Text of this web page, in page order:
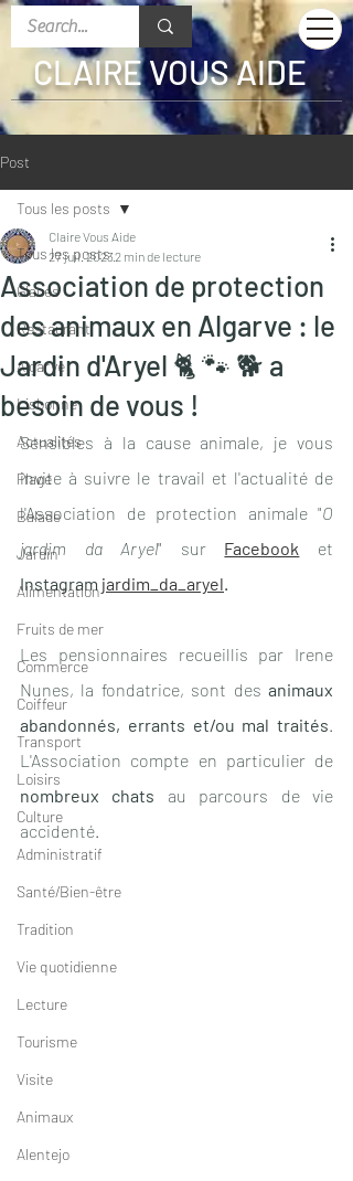
CLAIRE VOUS AIDE
Post
Tous les posts
Glaces
Restaurant
Algarve
Lisbonne
Actualités
Plage
Balade
Jardin
Alimentation
Fruits de mer
Commerce
Coiffeur
Transport
Loisirs
Culture
Administratif
Santé/Bien-être
Tradition
Vie quotidienne
Lecture
Tourisme
Visite
Animaux
Alentejo
Tous les posts
Association de protection
des animaux en Algarve : le
Jardin d'Aryel 🐈 🐾 🐕 a
besoin de vous !
Claire Vous Aide
27 juil. 20232 min de lecture
Sensibles à la cause animale, je vous
invite à suivre le travail et l'actualité de
l'Association de protection animale "O
jardim da Aryel" sur Facebook
Instagram jardim_da_aryel.
Les pensionnaires recueillis par Irene
Nunes, la fondatrice, sont des animaux
abandonnés, errants et/ou mal traités.
nombreux chats au parcours de vie
accidenté.